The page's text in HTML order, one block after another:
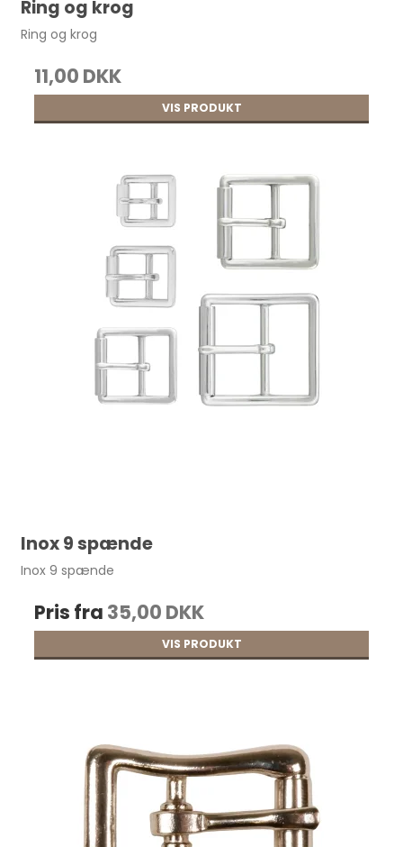
Ring og krog
Ring og krog
11,00 DKK
VIS PRODUKT
Inox 9 spænde
Inox 9 spænde
Pris fra 35,00 DKK
VIS PRODUKT